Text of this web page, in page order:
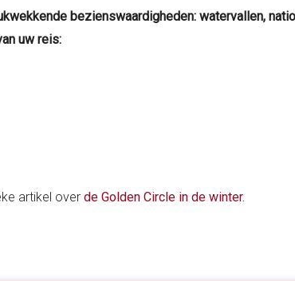
bezienswaardigheden: watervallen,
uw reis:
artikel over de Golden Circle in de winter.